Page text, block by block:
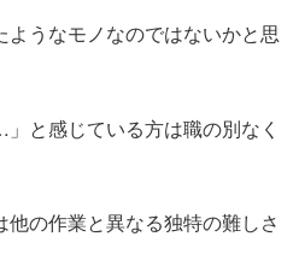
うなモノなのではないかと思
と感じている方は職の別なく
の作業と異なる独特の難しさ